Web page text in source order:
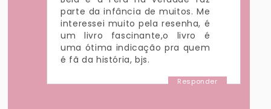
parte da infância de muitos. Me
interessei muito pela resenha, é
um livro fascinante,o livro é
uma ótima indicação pra quem
é fã da história, bjs.
Responder